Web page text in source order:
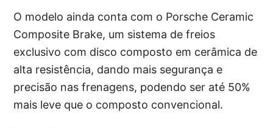
O modelo ainda conta com o Porsche Ceramic
Composite Brake, um sistema de freios
exclusivo com disco composto em cerâmica de
alta resistência, dando mais segurança e
precisão nas frenagens, podendo ser até 50%
mais leve que o composto convencional.